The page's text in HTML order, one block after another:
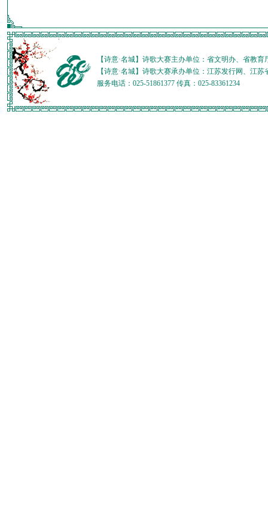
【诗意·名城】诗歌大赛主办单位：省文明办、省教
【诗意·名城】诗歌大赛承办单位：江苏发行网、江
服务电话：025-51861377 传真：025-83361234